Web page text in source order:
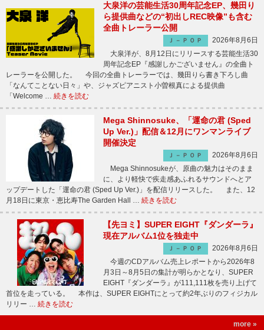
大泉洋の芸能生活30周年記念EP、幾田り
ら提供曲などの“初出しREC映像”も含む
全曲トレーラー公開
Ｊ－ＰＯＰ
2026年8月6日
大泉洋が、8月12日にリリースする芸能生活30
周年記念EP『感謝しかございません』の全曲ト
レーラーを公開した。 今回の全曲トレーラーでは、幾田りら書き下ろし曲
「なんてことない日々」や、ジャズピアニスト小曽根真による提供曲
「Welcome … 続きを読む
Mega Shinnosuke、「運命の君 (Sped
Up Ver.)」配信＆12月にワンマンライブ
開催決定
Ｊ－ＰＯＰ
2026年8月6日
Mega Shinnosukeが、原曲の魅力はそのまま
に、より軽快で疾走感あふれるサウンドへとア
ップデートした「運命の君 (Sped Up Ver.)」を配信リリースした。 また、12
月18日に東京・恵比寿The Garden Hall … 続きを読む
【先ヨミ】SUPER EIGHT『ダンダーラ』
現在アルバム1位を独走中
Ｊ－ＰＯＰ
2026年8月6日
今週のCDアルバム売上レポートから2026年8
月3日～8月5日の集計が明らかとなり、SUPER
EIGHT『ダンダーラ』が111,111枚を売り上げて
首位を走っている。 本作は、SUPER EIGHTにとって約2年ぶりのフィジカル
リリー … 続きを読む
more »